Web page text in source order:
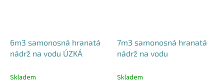
6m3 samonosná hranatá
nádrž na vodu ÚZKÁ
Skladem
7m3 samonosná hranatá
nádrž na vodu
Skladem